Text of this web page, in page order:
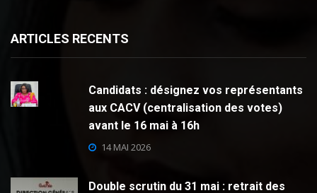
ARTICLES RECENTS
Candidats : désignez vos représentants
aux CACV (centralisation des votes)
avant le 16 mai à 16h
14 MAI 2026
Double scrutin du 31 mai : retrait des